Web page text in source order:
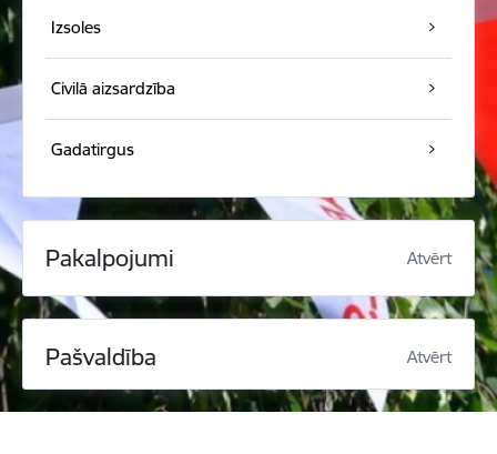
Izsoles
Civilā aizsardzība
Gadatirgus
Pakalpojumi Atvērt
Pašvaldība Atvērt